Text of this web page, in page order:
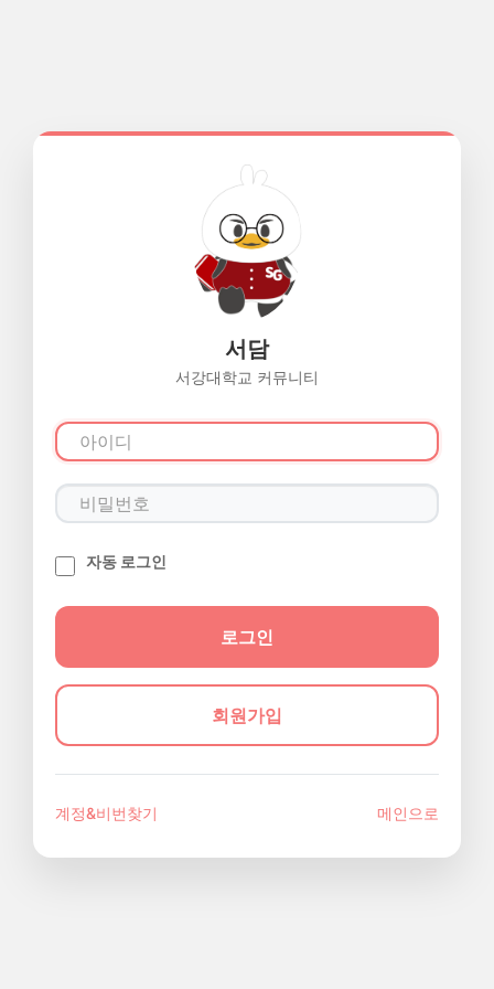
서담
서강대학교 커뮤니티
자동 로그인
회원가입
계정&비번찾기 메인으로